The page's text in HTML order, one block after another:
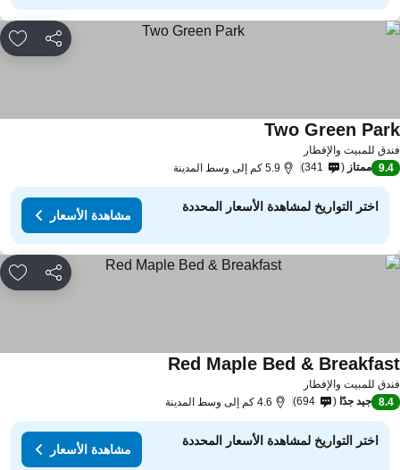
مشاركة
للمبيت والإفطار
Two Greenمشاهدة الأسعار
9.4 ممتاز 341 5.9 كم إلى وسط المدينة
اختر التواريخ لمشاهدة الأسعار المحددة
مشاهدة الأسعار
مشاركة
للمبيت والإفطار
Red Maple Bed &مشاهدة الأسعار
8.4 جيد جدًا 694 4.6 كم إلى وسط المدينة
اختر التواريخ لمشاهدة الأسعار المحددة
مشاهدة الأسعار